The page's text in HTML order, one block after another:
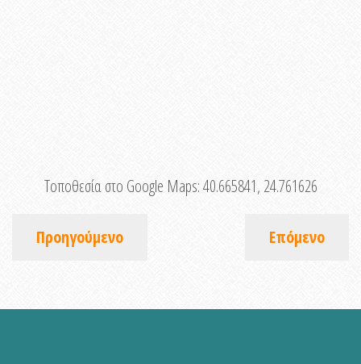
Τοποθεσία στο Google Maps:40.665841, 24.761626
Προηγούμενο Επόμενο